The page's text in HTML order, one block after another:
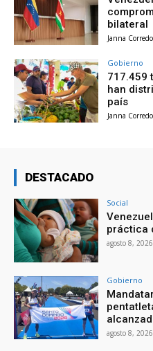
bilateral
Janna
Gobierno
717.459
han
país
Janna
DESTACADO
Social
práctica
agosto 8, 2026
Gobierno
agosto 8, 2026